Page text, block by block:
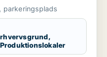
til salg i
eller
parkeringsplads